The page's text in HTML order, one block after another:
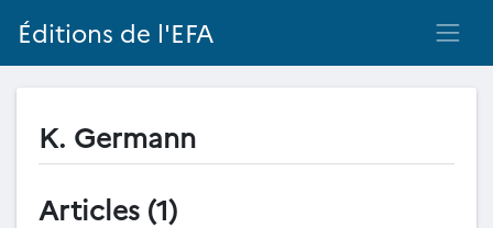
Éditions de l'EFA
K. Germann
Articles (1)